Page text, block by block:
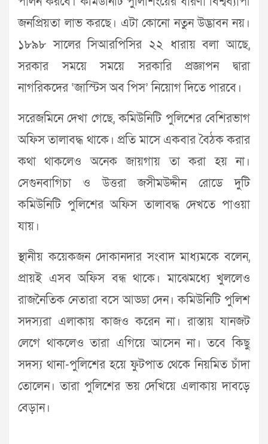
জনপ্রিয়তা লাভ করছে। এটা কোনো নতুন উদ্ভাবন নয়।
১৮৯৮ সালের সিআরপিসির ২২ ধারায় বলা আছে,
সরকার সময়ে সময়ে সরকারি প্রজ্ঞাপন দ্বারা
নাগরিকদের ‘জাস্টিস অব পিস’ নিয়োগ দিতে পারবে।
সরেজমিনে দেখা গেছে, কমিউনিটি পুলিশের বেশিরভাগ
অফিস তালাবদ্ধ থাকে। প্রতি মাসে একবার বৈঠক করার
কথা থাকলেও অনেক জায়গায় তা করা হয় না।
সেগুনবাগিচা ও উত্তরা জসীমউদ্দীন রোডে দুটি
কমিউনিটি পুলিশের অফিস তালাবদ্ধ দেখতে পাওয়া
যায়।
স্থানীয় কয়েকজন দোকানদার সংবাদ মাধ্যমকে বলেন,
প্রায়ই এসব অফিস বন্ধ থাকে। মাঝেমধ্যে খুললেও
রাজনৈতিক নেতারা বসে আড্ডা দেন। কমিউনিটি পুলিশ
সদস্যরা এলাকায় কাজও করেন না। রাস্তায় যানজট
লেগে থাকলেও তারা এগিয়ে আসেন না। তবে কিছু
সদস্য থানা-পুলিশের হয়ে ফুটপাত থেকে নিয়মিত চাঁদা
তোলেন। তারা পুলিশের ভয় দেখিয়ে এলাকায় দাবড়ে
বেড়ান।